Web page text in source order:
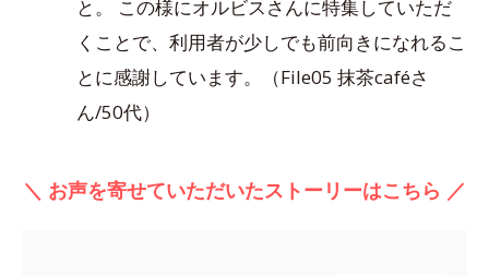
と。 この様にオルビスさんに特集していただ
くことで、利用者が少しでも前向きになれるこ
とに感謝しています。（File05 抹茶caféさ
ん/50代）
＼ お声を寄せていただいたストーリーはこちら ／